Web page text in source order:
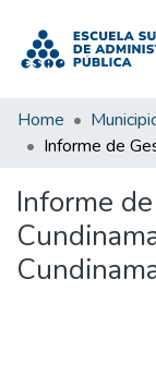
Home
Informe